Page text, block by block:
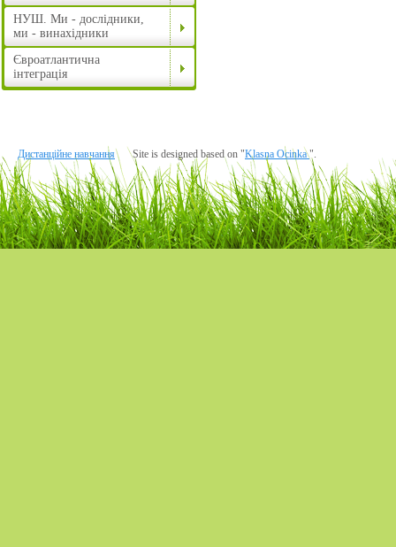
НУШ. Ми - дослідники,
ми - винахідники
Євроатлантична
інтеграція
Дистанційне навчання Site is designed based on "Klasna Ocinka".